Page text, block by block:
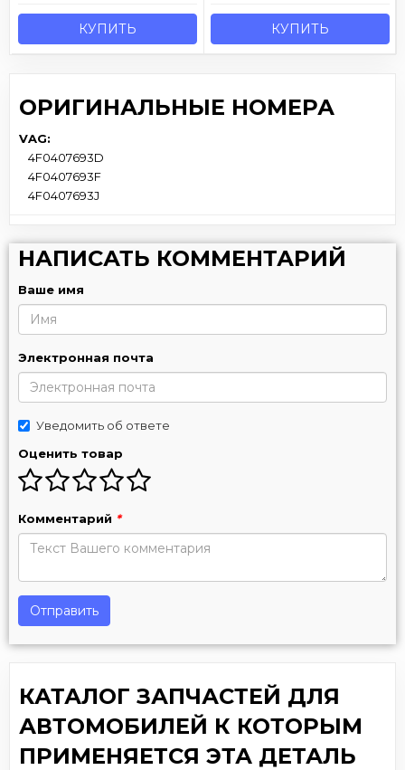
КУПИТЬ КУПИТЬ
ОРИГИНАЛЬНЫЕ НОМЕРА
VAG:
4F0407693D
4F0407693F
4F0407693J
НАПИСАТЬ КОММЕНТАРИЙ
Ваше имя
Электронная почта
Уведомить об ответе
Оценить товар
Комментарий *
Отправить
КАТАЛОГ ЗАПЧАСТЕЙ ДЛЯ
АВТОМОБИЛЕЙ К КОТОРЫМ
ПРИМЕНЯЕТСЯ ЭТА ДЕТАЛЬ